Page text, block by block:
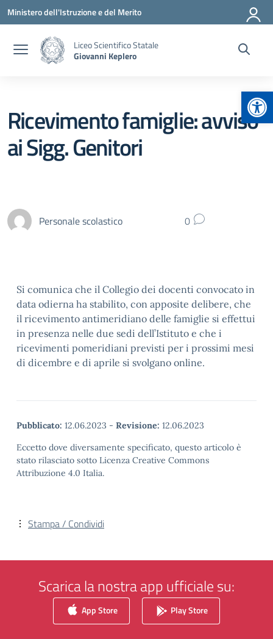
Vai ai contenuti
Vai al menu di navigazione
Vai al footer
Ministero dell'Istruzione e del Merito
Liceo Scientifico Statale
Giovanni Keplero
Ricevimento famiglie: avviso
ai Sigg. Genitori
Personale scolastico 0
Si comunica che il Collegio dei docenti convocato in
data odierna ha stabilito, con apposite delibere, che
il ricevimento antimeridiano delle famiglie si effettui
in presenza nelle due sedi dell’Istituto e che i
ricevimenti pomeridiani previsti per i prossimi mesi
di dicembre e di aprile si svolgano online.
Pubblicato: 12.06.2023 - Revisione: 12.06.2023
Eccetto dove diversamente specificato, questo articolo è
stato rilasciato sotto Licenza Creative Commons
Attribuzione 4.0 Italia.
Stampa / Condividi
Scarica la nostra app ufficiale su:
App Store Play Store